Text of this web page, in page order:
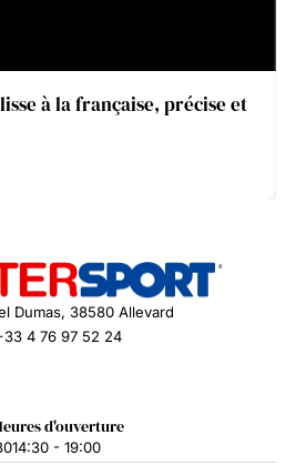
Dumas, 38580 Allevard
4 76 97 52 24
d'ouverture
14:30 - 19:00